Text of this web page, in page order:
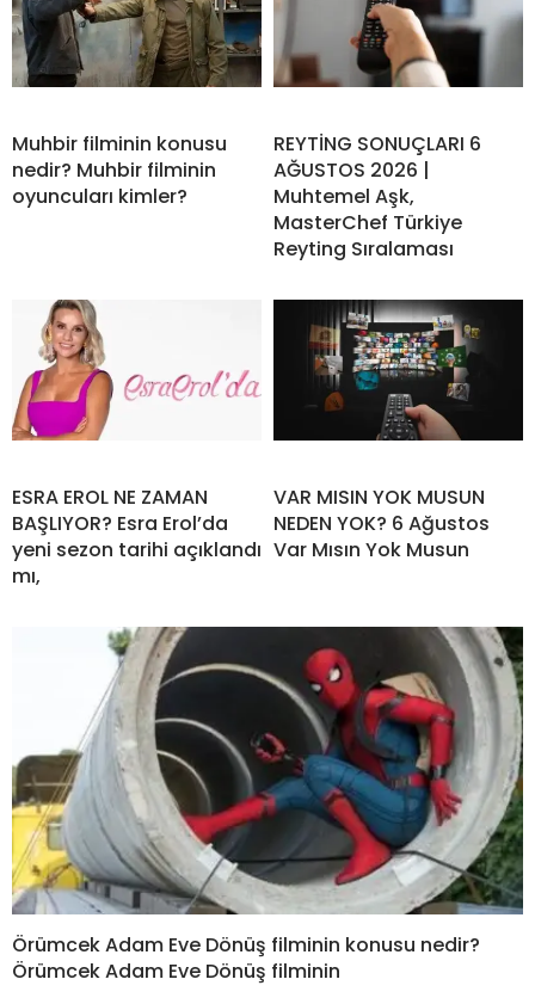
Muhbir filminin konusu
nedir? Muhbir filminin
oyuncuları kimler?
REYTİNG SONUÇLARI 6
AĞUSTOS 2026 |
Muhtemel Aşk,
MasterChef Türkiye
Reyting Sıralaması
ESRA EROL NE ZAMAN
BAŞLIYOR? Esra Erol’da
yeni sezon tarihi açıklandı
mı,
VAR MISIN YOK MUSUN
NEDEN YOK? 6 Ağustos
Var Mısın Yok Musun
Örümcek Adam Eve Dönüş filminin konusu nedir?
Örümcek Adam Eve Dönüş filminin